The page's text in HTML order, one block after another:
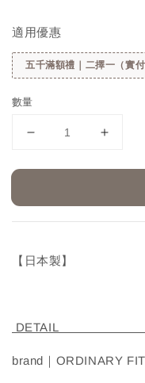
適用優惠
五千滿額禮｜二擇一（實
數量
【日本製】
brand｜ORDINARY